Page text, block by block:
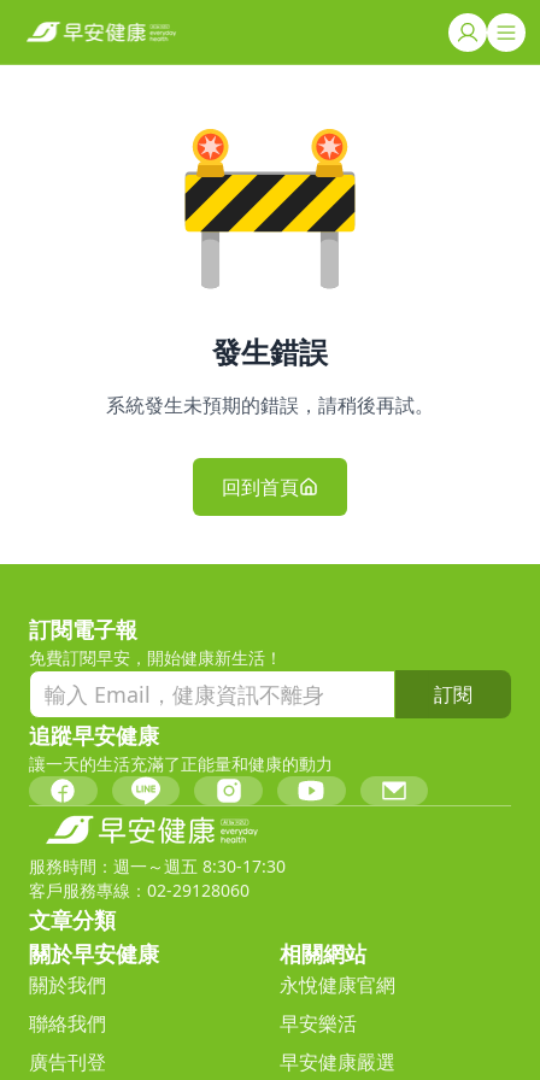
發生錯誤
系統發生未預期的錯誤，請稍後再試。
回到首頁
訂閱電子報
免費訂閱早安，開始健康新生活！
訂閱
追蹤早安健康
讓一天的生活充滿了正能量和健康的動力
服務時間：週一～週五 8:30-17:30
客戶服務專線：02-29128060
文章分類
關於早安健康
關於我們
聯絡我們
廣告刊登
相關網站
永悅健康官網
早安樂活
早安健康嚴選